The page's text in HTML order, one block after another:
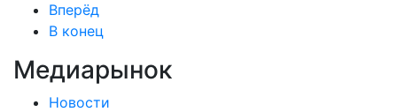
Вперёд
В конец
Медиарынок
Новости